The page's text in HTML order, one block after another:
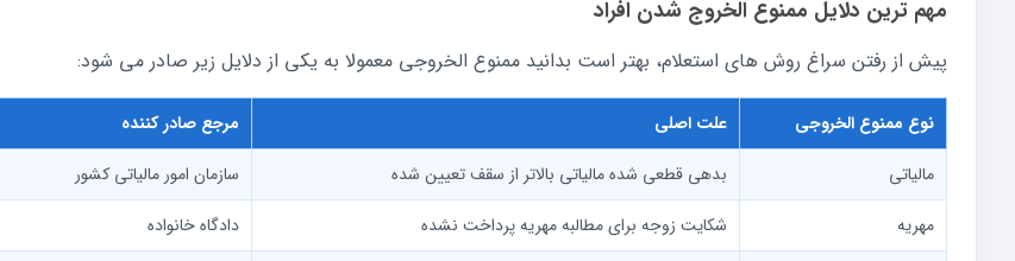
مهم ترین دلایل ممنوع الخروج شدن افراد
پیش از رفتن سراغ روش های استعلام، بهتر است بدانید ممنوع الخروجی معمولا به یکی از دلایل زیر صادر می شود:
نوع ممنوع الخروجی علت اصلی
مرجع صادر کننده
مالیاتی
بدهی قطعی شده مالیاتی بالاتر از سقف تعیین شده
سازمان امور مالیاتی کشور
مهریه
شکایت زوجه برای مطالبه مهریه پرداخت نشده
دادگاه خانواده